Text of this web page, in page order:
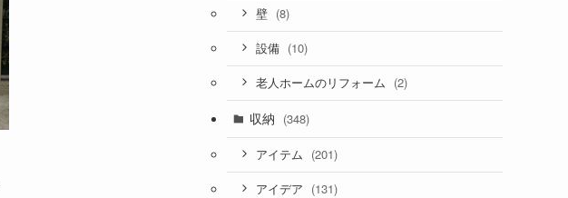
壁 (8)
設備 (10)
老人ホームのリフォーム (2)
収納 (348)
アイテム (201)
アイデア (131)